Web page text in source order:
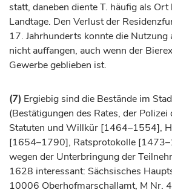
statt, daneben diente T. häufig als
Landtage. Den Verlust der
17. Jahrhunderts konnte die Nutzung
nicht auffangen, auch wenn der
Gewerbe geblieben ist.
(7) Ergiebig sind die Bestände im
(Bestätigungen des Rates, der Polizei
Statuten und Willkür [1464–1554],
[1654–1790], Ratsprotokolle
wegen der Unterbringung der
1628 interessant: Sächsisches
10006 Oberhofmarschallamt, M Nr.